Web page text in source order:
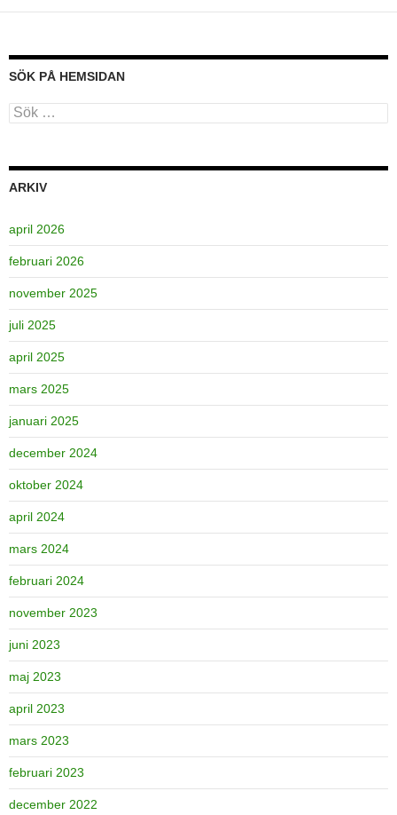
SÖK PÅ HEMSIDAN
Sök
efter:
ARKIV
april 2026
februari 2026
november 2025
juli 2025
april 2025
mars 2025
januari 2025
december 2024
oktober 2024
april 2024
mars 2024
februari 2024
november 2023
juni 2023
maj 2023
april 2023
mars 2023
februari 2023
december 2022